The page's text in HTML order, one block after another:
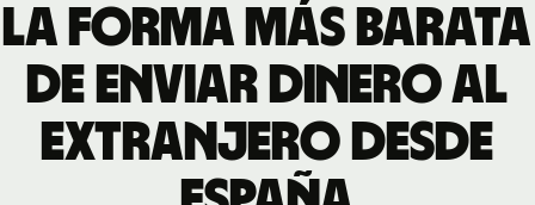
La forma más barata
de enviar dinero al
extranjero desde